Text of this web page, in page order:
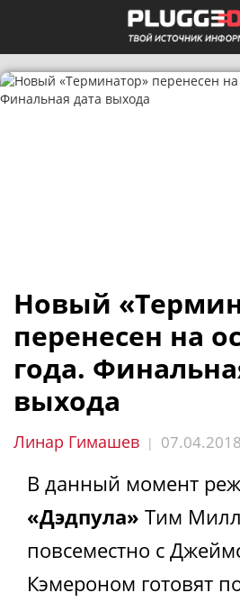
Новый
перенесен на
года.
выхода
Линар Гимашев |
В данный момент
«Дэдпула» Тим
повсеместно с
Кэмероном готовят